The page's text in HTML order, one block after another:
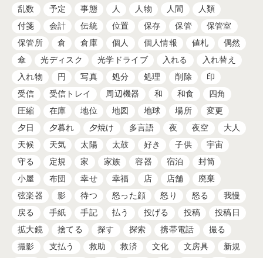
乱数
予定 事態 人 人物 人間
人類
付箋
会計 伝統 位置 保存 保管
保管室
保管所
倉 倉庫 個人 個人情報 値札
偶然
傘
光ディスク 光学ドライブ 入れる
入れ替え
入れ物
円 写真 処分 処理 削除
印
受信
受信トレイ 周辺機器 和 和食
四角
圧縮
在庫 地位 地図 地球 場所
変更
夕日
夕暮れ 夕焼け 多言語 夜 夜空
大人
天候
天気 太陽 太鼓 好き 子供
宇宙
守る
定規 家 家族 容器 宿泊
封筒
小屋
布団 幸せ 幸福 店 店舗
廃棄
弦楽器
影 待つ 怒った顔 怒り 怒る
我慢
戻る
手紙 手記 払う 投げる 投稿
投稿日
拡大鏡
捨てる 探す 探索 携帯電話
撮る
撮影
支払う 救助 救済 文化 文房具
新規